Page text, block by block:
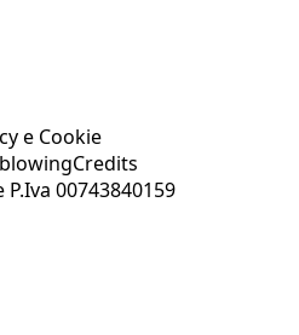
e Cookie
Credits
00743840159